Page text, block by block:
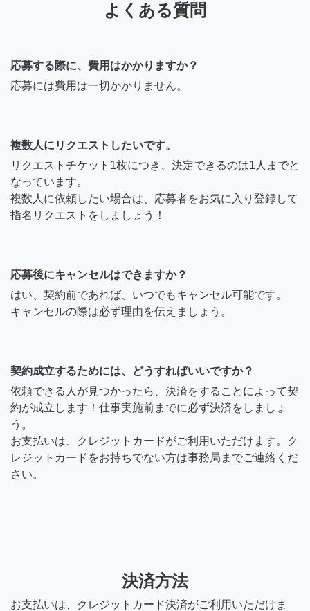
よくある質問
応募する際に、費用はかかりますか？
応募には費用は一切かかりません。
複数人にリクエストしたいです。
リクエストチケット1枚につき、決定できるのは1人までと
なっています。
複数人に依頼したい場合は、応募者をお気に入り登録して
指名リクエストをしましょう！
応募後にキャンセルはできますか？
はい、契約前であれば、いつでもキャンセル可能です。
キャンセルの際は必ず理由を伝えましょう。
契約成立するためには、どうすればいいですか？
依頼できる人が見つかったら、決済をすることによって契
約が成立します！仕事実施前までに必ず決済をしましょ
う。
お支払いは、クレジットカードがご利用いただけます。ク
レジットカードをお持ちでない方は事務局までご連絡くだ
さい。
決済方法
お支払いは、クレジットカード決済がご利用いただけま